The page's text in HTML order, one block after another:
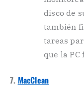
disco de
también
tareas
que la
7. MacClean